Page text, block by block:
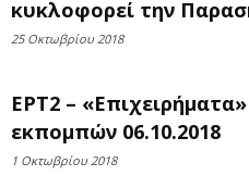
κυκλοφορεί την
25 Οκτωβρίου 2018
ΕΡΤ2 –
εκπομπών 06.10.2018
1 Οκτωβρίου 2018